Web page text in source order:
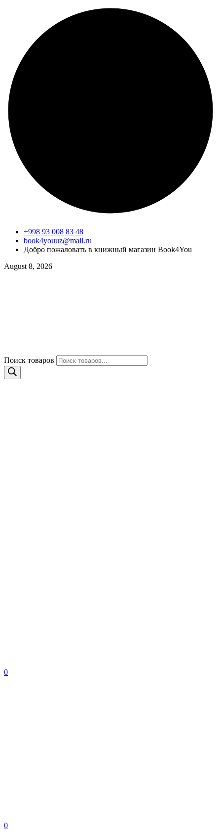
+998 93 008 83 48
book4youuz@mail.ru
Добро пожаловать в книжный магазин Book4You
August 8, 2026
Поиск товаров
0
0